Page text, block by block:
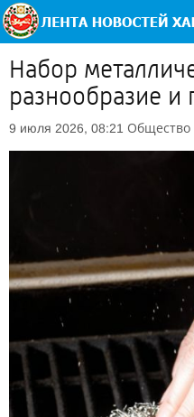
Набор
разнообразие
9 июля 2026, 08:21 Общество